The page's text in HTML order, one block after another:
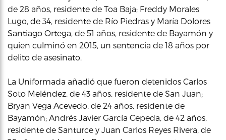
de 28 años, residente de Toa Baja; Freddy Morales
Lugo, de 34, residente de Río Piedras y María Dolores
Santiago Ortega, de 51 años, residente de Bayamón y
quien culminó en 2015, un sentencia de 18 años por
delito de asesinato.
La Uniformada añadió que fueron detenidos Carlos
Soto Meléndez, de 43 años, residente de San Juan;
Bryan Vega Acevedo, de 24 años, residente de
Bayamón; Andrés Javier García Cepeda, de 42 años,
residente de Santurce y Juan Carlos Reyes Rivera, de